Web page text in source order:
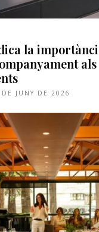
la
als
JUNY DE 2026